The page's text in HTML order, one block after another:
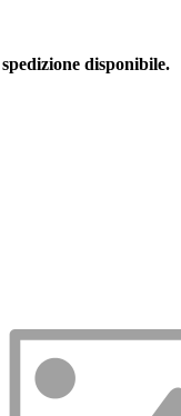
disponibile.